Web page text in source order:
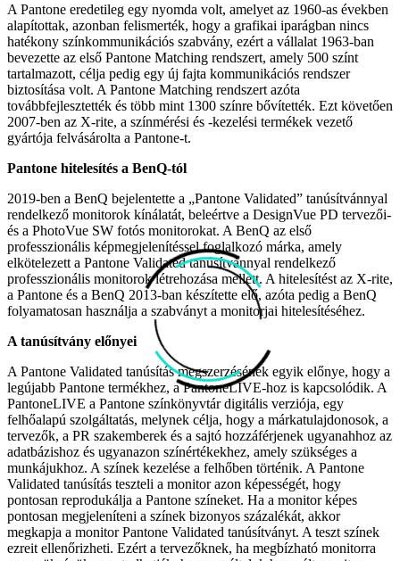
A Pantone eredetileg egy nyomda volt, amelyet az 1960-as években
alapítottak, azonban felismerték, hogy a grafikai iparágban nincs
hatékony színkommunikációs szabvány, ezért a vállalat 1963-ban
bevezette az első Pantone Matching rendszert, amely 500 színt
tartalmazott, célja pedig egy új fajta kommunikációs rendszer
biztosítása volt. A Pantone Matching rendszert azóta
továbbfejlesztették és több mint 1300 színre bővítették. Ezt követően
2007-ben az X-rite, a színmérési és -kezelési termékek vezető
gyártója felvásárolta a Pantone-t.
Pantone hitelesítés a BenQ-tól
2019-ben a BenQ bejelentette a „Pantone Validated” tanúsítvánnyal
rendelkező monitorok kínálatát, beleértve a DesignVue PD tervezői-
és a PhotoVue SW fotós monitorokat. A BenQ az első
professzionális képmegjelenítéssel foglalkozó márka, amely
elkötelezett a Pantone Validated tanúsítvánnyal rendelkező
professzionális monitorok létrehozása mellett. A hitelesítést az X-rite,
a Pantone és a BenQ 2013-ban készítette elő, azóta pedig a BenQ
folyamatosan használja a szabványt a monitorjai hitelesítéséhez.
A tanúsítvány előnyei
A Pantone Validated tanúsítás megszerzésének egyik előnye, hogy a
legújabb Pantone termékhez, a PantoneLIVE-hoz is kapcsolódik. A
PantoneLIVE a Pantone színkönyvtár digitális verziója, egy
felhőalapú szolgáltatás, melynek célja, hogy a márkatulajdonosok, a
tervezők, a PR szakemberek és a sajtó hozzáférjenek ugyanahhoz az
adatbázishoz és ugyanazon színértékekhez, amely szükséges a
munkájukhoz. A színek kezelése a felhőben történik. A Pantone
Validated tanúsítás teszteli a monitor azon képességét, hogy
pontosan reprodukálja a Pantone színeket. Ha a monitor képes
pontosan megjeleníteni a színek bizonyos százalékát, akkor
megkapja a monitor Pantone Validated tanúsítványt. A teszt színek
ezreit ellenőrizheti. Ezért a tervezőknek, ha megbízható monitorra